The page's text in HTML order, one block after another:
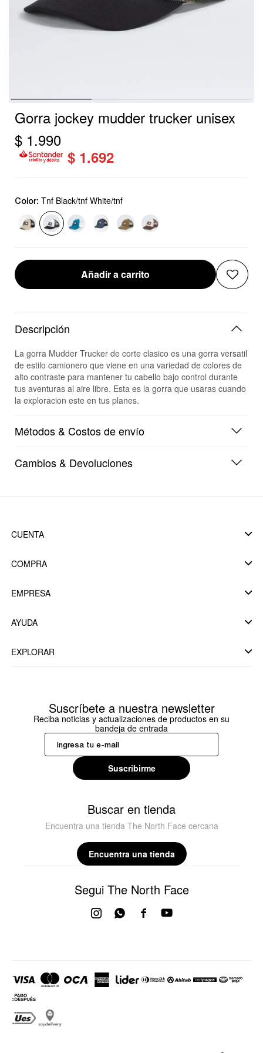
Gorra jockey mudder trucker unisex
$ 1.990
$ 1.692
Color: Tnf Black/tnf White/tnf
Añadir a carrito
Descripción
La gorra Mudder Trucker de corte clasico es una gorra versatil
de estilo camionero que viene en una variedad de colores de
alto contraste para mantener tu cabello bajo control durante
tus aventuras al aire libre. Esta es la gorra que usaras cuando
la exploracion este en tus planes.
Métodos & Costos de envío
Cambios & Devoluciones
CUENTA
COMPRA
EMPRESA
AYUDA
EXPLORAR
Suscríbete a nuestra newsletter
Reciba noticias y actualizaciones de productos en su
bandeja de entrada
Suscribirme
Buscar en tienda
Encuentra una tienda The North Face cercana
Encuentra una tienda
Segui The North Face
 
 